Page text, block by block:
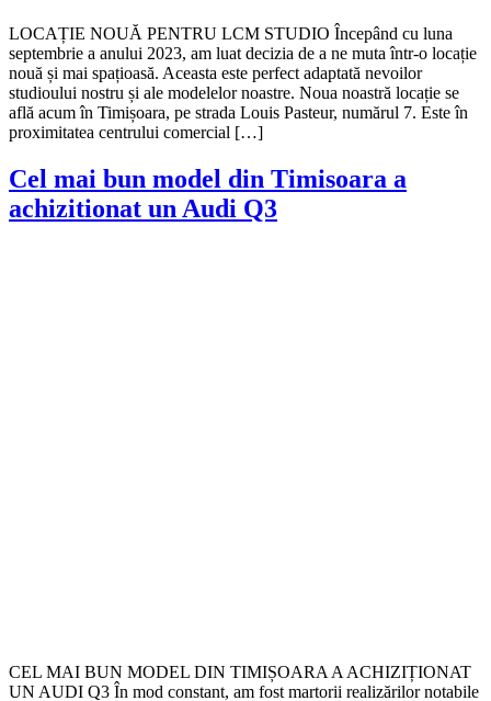
LOCAȚIE NOUĂ PENTRU LCM STUDIO Începând cu luna
septembrie a anului 2023, am luat decizia de a ne muta într-o locație
nouă și mai spațioasă. Aceasta este perfect adaptată nevoilor
studioului nostru și ale modelelor noastre. Noua noastră locație se
află acum în Timișoara, pe strada Louis Pasteur, numărul 7. Este în
proximitatea centrului comercial […]
Cel mai bun model din Timisoara a
achizitionat un Audi Q3
CEL MAI BUN MODEL DIN TIMIȘOARA A ACHIZIȚIONAT
UN AUDI Q3 În mod constant, am fost martorii realizărilor notabile